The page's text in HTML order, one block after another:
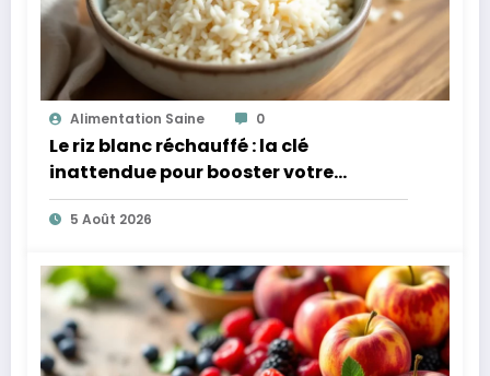
Alimentation Saine 0
Le riz blanc réchauffé : la clé
inattendue pour booster votre
microbiote
5 Août 2026